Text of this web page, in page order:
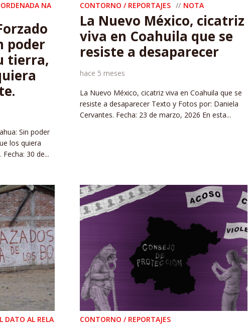
NA
poder
tierra,
Sin poder
los quiera
30 de...
CONTORNO / REPORTAJES NOTA
La Nuevo México, cicatriz
viva en Coahuila que se
resiste a desaparecer
hace 5 meses
La Nuevo México, cicatriz viva en Coahuila que se
resiste a desaparecer Texto y Fotos por: Daniela
Cervantes. Fecha: 23 de marzo, 2026 En esta...
DATO AL RELA
CONTORNO / REPORTAJES